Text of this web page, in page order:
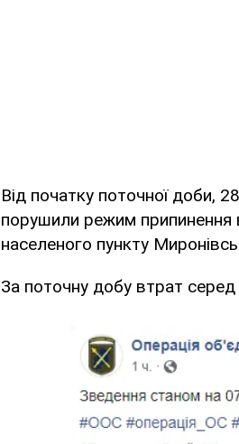
Від початку поточної доби,
порушили режим припинення
населеного пункту
За поточну добу втрат серед